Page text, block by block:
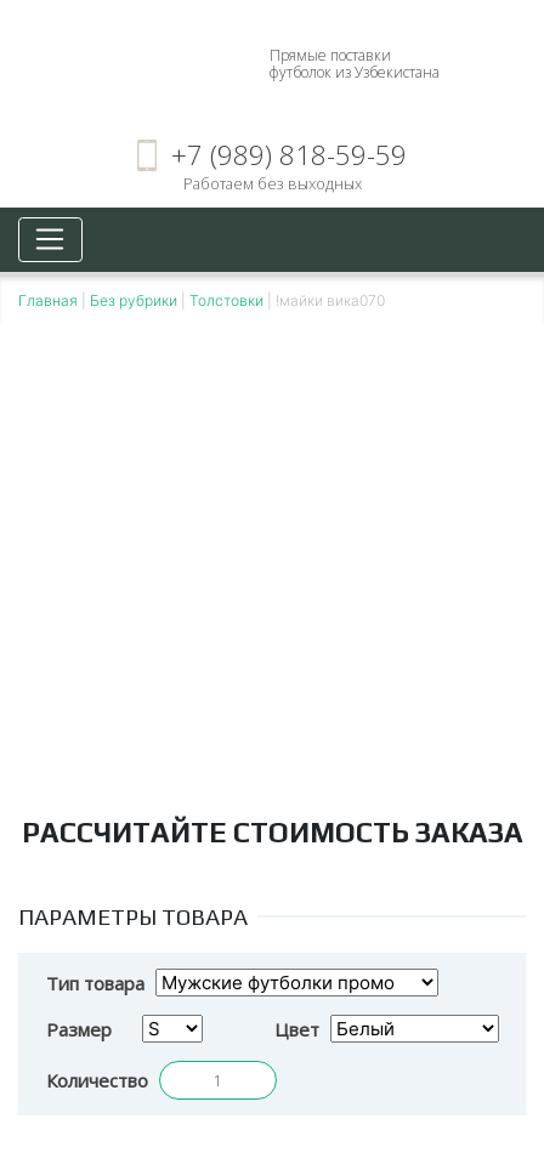
Прямые поставки
футболок из Узбекистана
+7 (989) 818-59-59
Работаем без выходных
Главная Без рубрики Толстовки !майки вика070
РАССЧИТАЙТЕ СТОИМОСТЬ ЗАКАЗА
ПАРАМЕТРЫ ТОВАРА
Тип товара
Размер
Цвет
Количество